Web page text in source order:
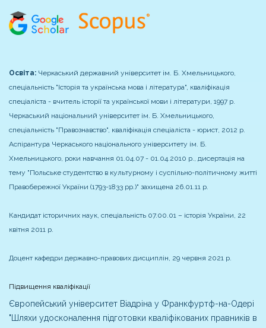
Освіта: Черкаський державний університет ім. Б. Хмельницького,
спеціальність "Історія та українська мова і література", кваліфікація
спеціаліста - вчитель історії та української мови і літератури, 1997 р.
Черкаський національний університет ім. Б. Хмельницького,
спеціальність "Правознавство", кваліфікація спеціаліста - юрист, 2012 р.
Аспірантура Черкаського національного університету ім. Б.
Хмельницького, роки навчання 01.04.07 - 01.04.2010 р., дисертація на
тему "Польське студентство в культурному і суспільно-політичному житті
Правобережної України (1793-1833 рр.)" захищена 26.01.11 р.
Кандидат історичних наук, спеціальність 07.00.01 – історія України, 22
квітня 2011 р.
Доцент кафедри державно-правових дисциплін, 29 червня 2021 р.
Підвищення кваліфікації
Європейський університет Віадріна у Франкфуртф-на-Одері
"Шляхи удосконалення підготовки кваліфікованих правників в